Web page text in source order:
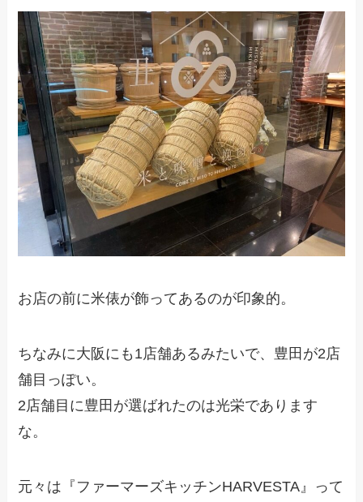
お店の前に米俵が飾ってあるのが印象的。
ちなみに大阪にも1店舗あるみたいで、豊田が2店
舗目っぽい。
2店舗目に豊田が選ばれたのは光栄であります
な。
元々は『ファーマーズキッチンHARVESTA』って